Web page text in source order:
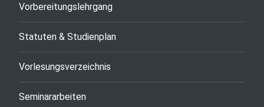
Vorbereitungslehrgang
Statuten & Studienplan
Vorlesungsverzeichnis
Seminararbeiten